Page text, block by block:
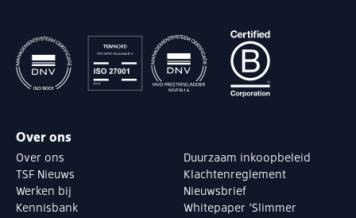
Over ons
Over ons
TSF Nieuws
Werken bij
Kennisbank
Duurzaam inkoopbeleid
Klachtenreglement
Nieuwsbrief
Whitepaper ‘Slimmer